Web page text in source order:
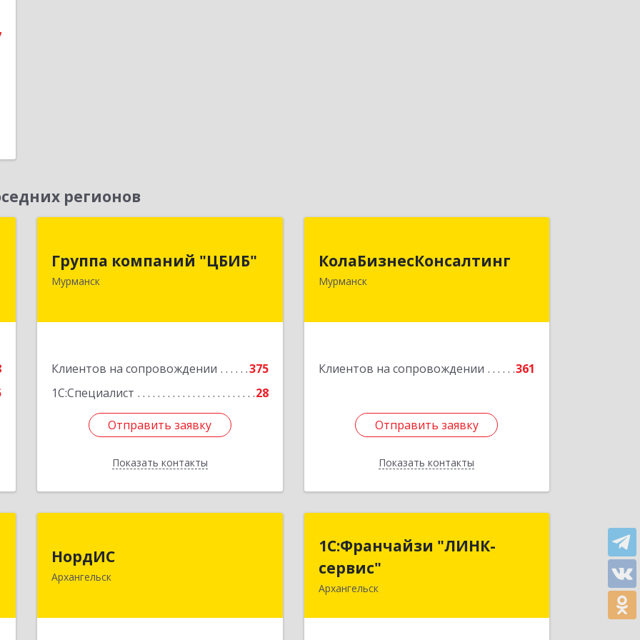
регионов
Группа компаний "ЦБИБ"
Мурманск
Клиентов на сопровождении
375
1С:Специалист
28
Отправить заявку
Показать контакты
183010, Мурманская обл, Мурманск г,
Подробнее
Отправить заявку
Назад
КолаБизнесКонсалтинг
Мурманск
Клиентов на сопровождении 361
Отправить заявку
Показать контакты
Подробнее
Отправить заявку
Назад
НордИС
Архангельск
Архангельск г, Гайдара ул, дом № 55,
1С:Франчайзи "ЛИНК-
сервис"
Архангельск
1С:Франчайзи "ЛИНК-
сервис"